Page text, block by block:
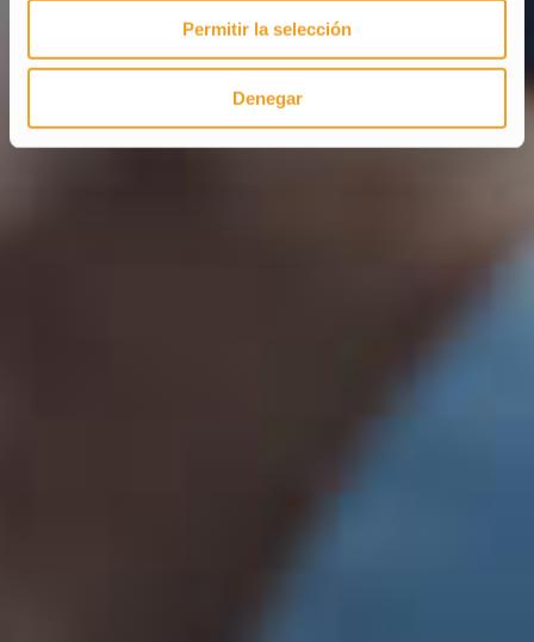
Permitir la selección
Denegar